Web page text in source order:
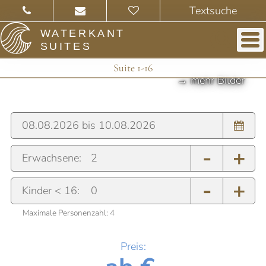
WATERKANT
SUITES
Suite 1-16
Erwachsene: - +
Kinder < 16: - +
Maximale Personenzahl:4
Preis: